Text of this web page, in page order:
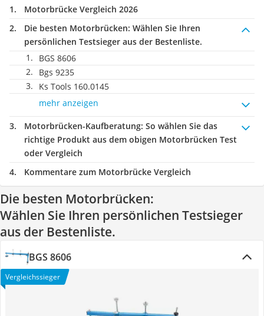
Motorbrücke Vergleich 2026
Die besten Motorbrücken: Wählen Sie Ihren
persönlichen Testsieger aus der Bestenliste.
BGS 8606
Bgs 9235
Ks Tools 160.0145
mehr anzeigen
Motorbrücken-Kaufberatung: So wählen Sie das
richtige Produkt aus dem obigen Motorbrücken Test
oder Vergleich
Kommentare zum Motorbrücke Vergleich
Die besten Motorbrücken:
Wählen Sie Ihren persönlichen Testsieger
aus der Bestenliste.
BGS 8606
Vergleichssieger